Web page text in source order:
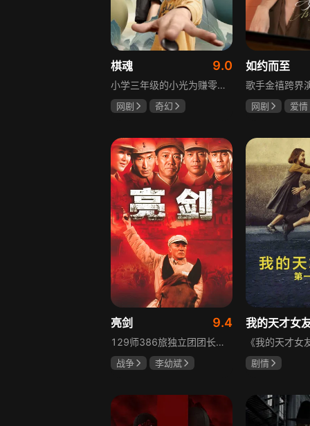
棋魂 9.0
小学三年级的小光为赚零用钱到爷爷家寻宝，偶然翻出旧棋盘，接触棋盘的一瞬间，附身棋盘中的棋士褚嬴的灵魂进入了小光体内。后来小光在学校围棋会所结识少年天才小亮，为测试褚嬴实力，小光贸然与小亮对弈并小胜，他误以为褚嬴棋力平平，小亮却大受打击。数日后小亮再次挑战，再次惨败在褚嬴手下，二人从此成了相爱相杀的棋坛宿敌。在褚嬴指导下，小光进步神速，逐渐对围棋产生兴趣，最终在全国大赛与小亮激战中，褚嬴下出绝妙一局，小光却看出更高一着，终于在自己努力、褚嬴帮助和与小亮的磨练中，独立对弈，燃起真正的棋魂。
网剧
奇幻
如约而至
网剧
爱情
亮剑 9.4
129师386旅独立团团长李云龙敢想敢干、不按规矩办事，脾气火爆性格直爽，带领独立团展现出敢于拼杀的劲头，接连击败坂田连队、山崎大队、山本部队，名声大噪却因屡次犯规遭贬斥。抗战时期他与国军358团团长楚云飞惺惺相惜，徐蚌会战中一较高下双双重伤，养病期间李云龙与护士田雨相恋，两人及亲人战友历经国家沧桑巨变。
战争
李幼斌
我的天才女
剧情
玛格丽塔·马